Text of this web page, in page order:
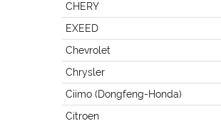
CHERY
EXEED
Chevrolet
Chrysler
Ciimo (Dongfeng-Honda)
Citroen